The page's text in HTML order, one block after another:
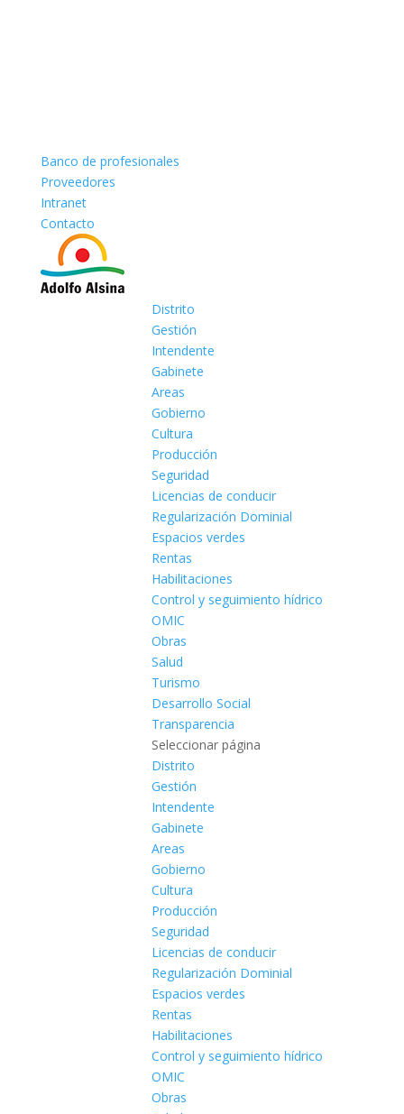
Banco de profesionales
Proveedores
Intranet
Contacto
Distrito
Gestión
Intendente
Gabinete
Areas
Gobierno
Cultura
Producción
Seguridad
Licencias de conducir
Regularización Dominial
Espacios verdes
Rentas
Habilitaciones
Control y seguimiento hídrico
OMIC
Obras
Salud
Turismo
Desarrollo Social
Transparencia
Seleccionar página
Distrito
Gestión
Intendente
Gabinete
Areas
Gobierno
Cultura
Producción
Seguridad
Licencias de conducir
Regularización Dominial
Espacios verdes
Rentas
Habilitaciones
Control y seguimiento hídrico
OMIC
Obras